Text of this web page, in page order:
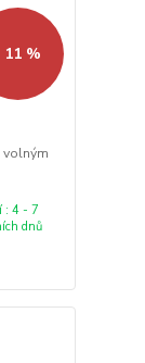
11 %
volným
: 4 - 7
dnů